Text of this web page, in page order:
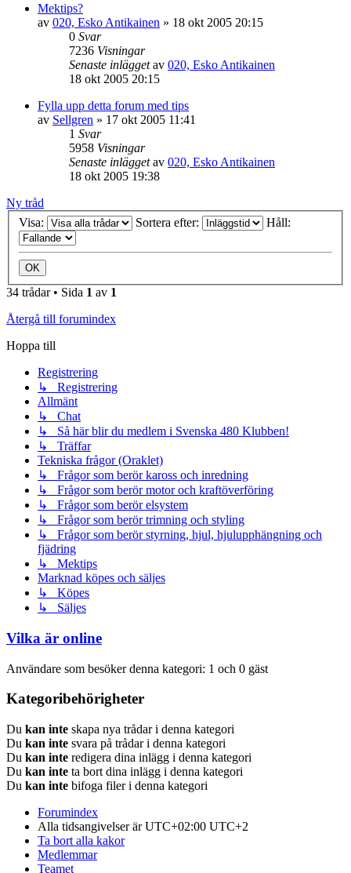
Mektips?
av 020, Esko Antikainen » 18 okt 2005 20:15
0 Svar
7236 Visningar
Senaste inläggetav 020, Esko Antikainen
18 okt 2005 20:15
Fylla upp detta forum med tips
av Sellgren » 17 okt 2005 11:41
1 Svar
5958 Visningar
Senaste inläggetav 020, Esko Antikainen
18 okt 2005 19:38
Ny tråd
Visa:
Sortera efter: Håll:
34 trådar • Sida 1 av 1
Återgå till forumindex
Hoppa till
Registrering
↳ Registrering
Allmänt
↳ Chat
↳ Så här blir du medlem i Svenska 480 Klubben!
↳ Träffar
Tekniska frågor (Oraklet)
↳ Frågor som berör kaross och inredning
↳ Frågor som berör motor och kraftöverföring
↳ Frågor som berör elsystem
↳ Frågor som berör trimning och styling
↳ Frågor som berör styrning, hjul, hjulupphängning och
fjädring
↳ Mektips
Marknad köpes och säljes
↳ Köpes
↳ Säljes
Vilka är online
Användare som besöker denna kategori: 1 och 0 gäst
Kategoribehörigheter
Du kan inte skapa nya trådar i denna kategori
Du kan inte svara på trådar i denna kategori
Du kan inte redigera dina inlägg i denna kategori
Du kan inte ta bort dina inlägg i denna kategori
Du kan inte bifoga filer i denna kategori
Forumindex
Alla tidsangivelser är UTC+02:00 UTC+2
Ta bort alla kakor
Medlemmar
Teamet